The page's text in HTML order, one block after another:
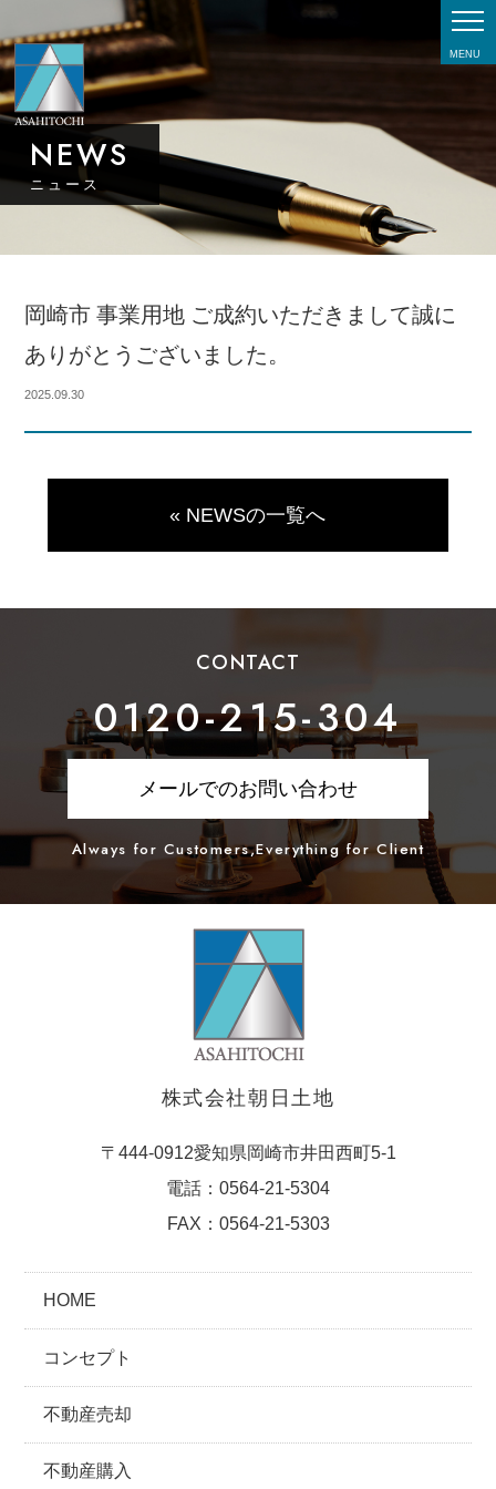
MENU
NEWS
ニュース
岡崎市 事業用地 ご成約いただきまして誠に
ありがとうございました。
2025.09.30
« NEWSの一覧へ
CONTACT
0120-215-304
メールでのお問い合わせ
Always for Customers,Everything for Client
株式会社朝日土地
〒444-0912愛知県岡崎市井田西町5-1
電話：0564-21-5304
FAX：0564-21-5303
HOME
コンセプト
不動産売却
不動産購入